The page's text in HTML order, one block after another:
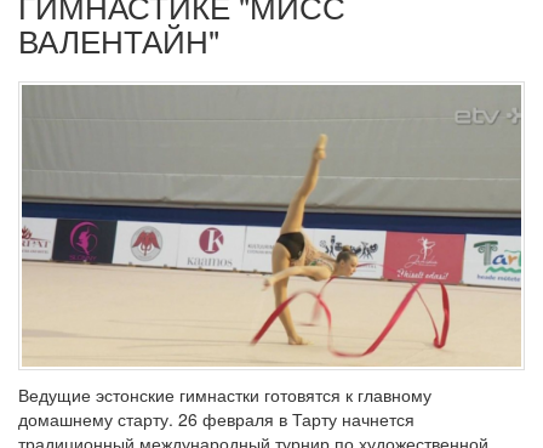
ВАЛЕНТАЙН"
Ведущие эстонские гимнастки готовятся к главному
домашнему старту. 26 февраля в Тарту начнется
традиционный международный турнир по художественной